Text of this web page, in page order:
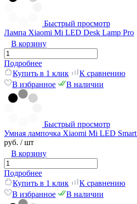
Быстрый просмотр
Лампа Xiaomi Mi LED Desk Lamp Pro
В корзину
Подробнее
Купить в 1 клик
К сравнению
В избранное
В наличии
Быстрый просмотр
Умная лампочка Xiaomi Mi LED
руб. / шт
В корзину
Подробнее
Купить в 1 клик
К сравнению
В избранное
В наличии